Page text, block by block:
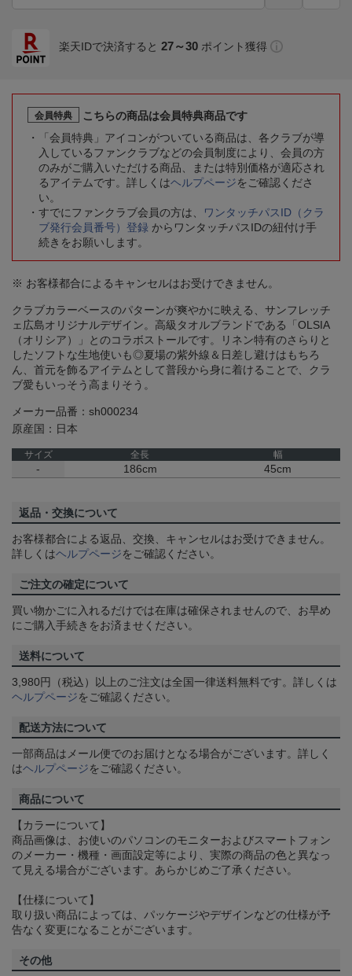
楽天IDで決済すると 27～30 ポイント獲得
会員特典
こちらの商品は会員特典商品です
「会員特典」アイコンがついている商品は、各クラブが導
入しているファンクラブなどの会員制度により、会員の方
のみがご購入いただける商品、または特別価格が適応され
るアイテムです。詳しくはヘルプページをご確認くださ
い。
すでにファンクラブ会員の方は、
ワンタッチパスID（クラ
ブ発行会員番号）登録 からワンタッチパスIDの紐付け手
続きをお願いします。
※ お客様都合によるキャンセルはお受けできません。
クラブカラーベースのパターンが爽やかに映える、サンフレッチ
ェ広島オリジナルデザイン。高級タオルブランドである「OLSIA
（オリシア）」とのコラボストールです。リネン特有のさらりと
したソフトな生地使いも◎夏場の紫外線＆日差し避けはもちろ
ん、首元を飾るアイテムとして普段から身に着けることで、クラ
ブ愛もいっそう高まりそう。
メーカー品番：sh000234
原産国：日本
サイズ 全長 幅
- 186cm 45cm
返品・交換について
お客様都合による返品、交換、キャンセルはお受けできません。
詳しくはヘルプページをご確認ください。
ご注文の確定について
買い物かごに入れるだけでは在庫は確保されませんので、お早め
にご購入手続きをお済ませください。
送料について
3,980円（税込）以上のご注文は全国一律送料無料です。詳しくは
ヘルプページをご確認ください。
配送方法について
一部商品はメール便でのお届けとなる場合がございます。詳しく
はヘルプページをご確認ください。
商品について
【カラーについて】
商品画像は、お使いのパソコンのモニターおよびスマートフォン
のメーカー・機種・画面設定等により、実際の商品の色と異なっ
て見える場合がございます。あらかじめご了承ください。
【仕様について】
取り扱い商品によっては、パッケージやデザインなどの仕様が予
告なく変更になることがございます。
その他